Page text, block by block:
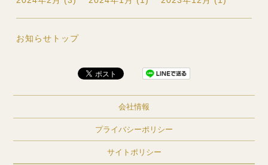
お知らせトップ
会社情報
プライバシーポリシー
サイトポリシー